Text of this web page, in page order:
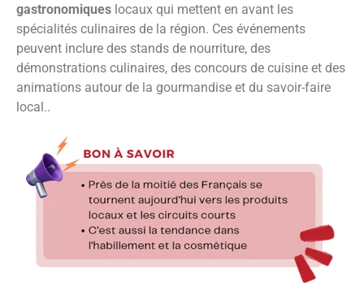
gastronomiques locaux qui mettent en avant les
spécialités culinaires de la région. Ces événements
peuvent inclure des stands de nourriture, des
démonstrations culinaires, des concours de cuisine et des
animations autour de la gourmandise et du savoir-faire
local..